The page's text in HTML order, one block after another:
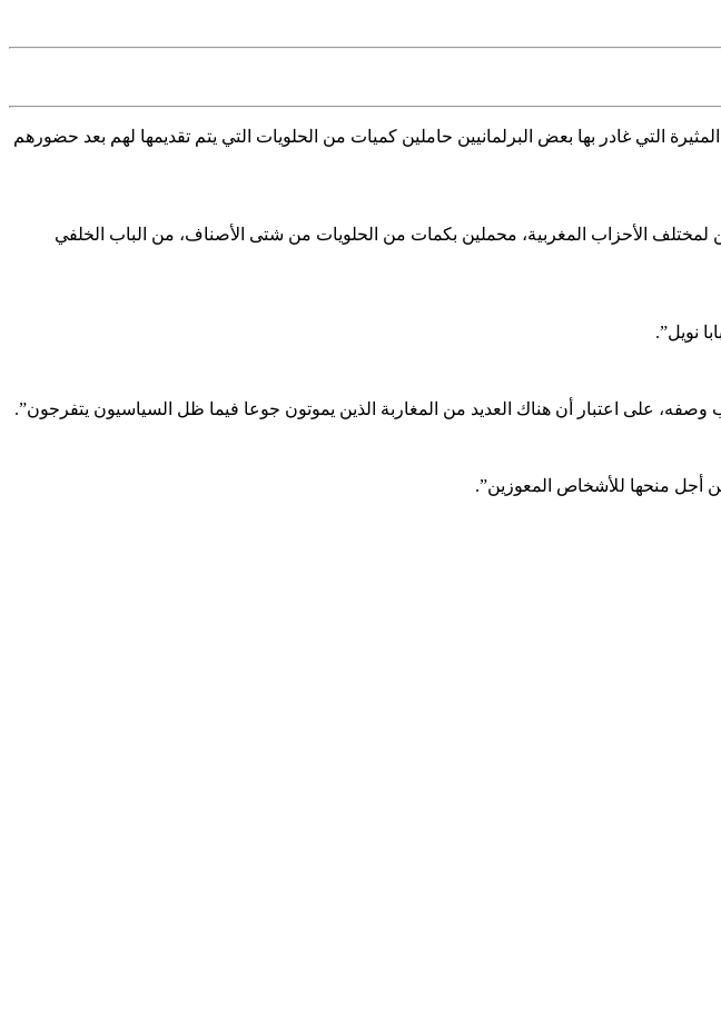
التي غادر بها بعض البرلمانيين حاملين كميات من الحلويات التي يتم تقديمها لهم بعد حضورهم
لمختلف الأحزاب المغربية، محملين بكمات من الحلويات من شتى الأصناف، من الباب الخلفي
نويل”.
على اعتبار أن هناك العديد من المغاربة الذين يموتون جوعا فيما ظل السياسيون يتفرجون”.
أجل منحها للأشخاص المعوزين”.